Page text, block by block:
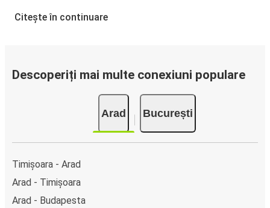
clicuri. La achiziționarea online a unui bilet pe ruta Arad-
Pay. Alternativ, poți plăti în numerar la bordul autocarelor
sau la unul din punctele de vânzare.
Citește în continuare
Descoperiți mai multe conexiuni populare
Arad București
Timișoara - Arad
Arad - Timișoara
Arad - Budapesta